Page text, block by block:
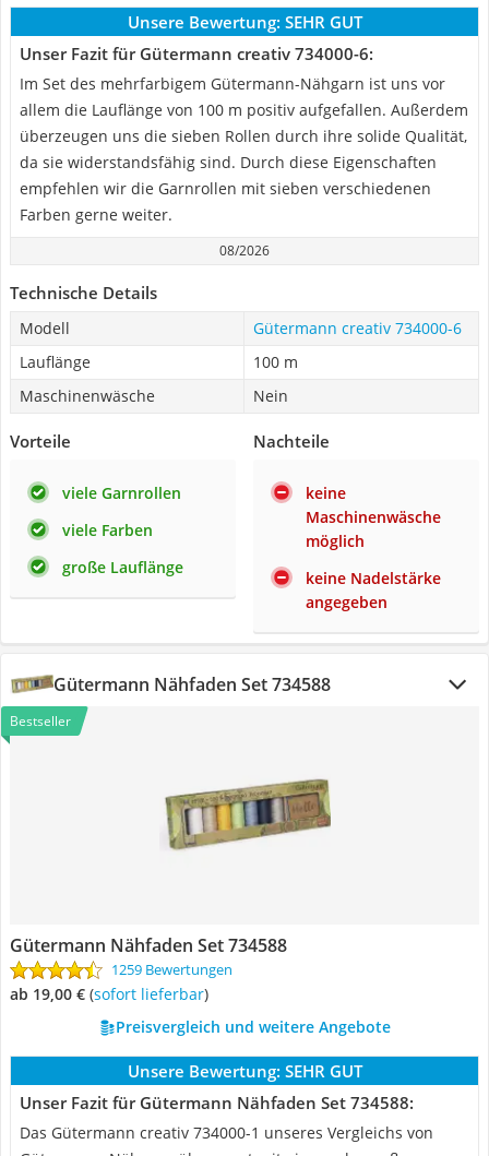
Unsere Bewertung: SEHR GUT
Unser Fazit für Gütermann creativ 734000-6:
Im Set des mehrfarbigem Gütermann-Nähgarn ist uns vor
allem die Lauflänge von 100 m positiv aufgefallen. Außerdem
überzeugen uns die sieben Rollen durch ihre solide Qualität,
da sie widerstandsfähig sind. Durch diese Eigenschaften
empfehlen wir die Garnrollen mit sieben verschiedenen
Farben gerne weiter.
08/2026
Technische Details
Modell
Gütermann creativ 734000-6
Lauflänge
100 m
Maschinenwäsche
Nein
Vorteile
viele Garnrollen
viele Farben
große Lauflänge
Nachteile
keine
Maschinenwäsche
möglich
keine Nadelstärke
angegeben
Gütermann Nähfaden Set 734588
Bestseller
Gütermann Nähfaden Set 734588
1259 Bewertungen
ab 19,00 € ( Sofort lieferbar)
Preisvergleich und weitere Angebote
Unsere Bewertung: SEHR GUT
Unser Fazit für Gütermann Nähfaden Set 734588:
Das Gütermann creativ 734000-1 unseres Vergleichs von